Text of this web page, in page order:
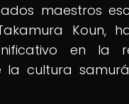
maestros
Koun,
en la
la cultura